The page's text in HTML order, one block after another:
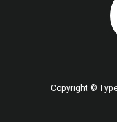
Copyright ©